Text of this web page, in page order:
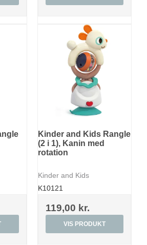
Kinder and Kids Rangle
(2 i 1), Kanin med
rotation
Kinder and Kids
K10121
119,00 kr.
VIS PRODUKT